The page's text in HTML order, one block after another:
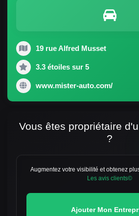
19 rue Alfred Musset
3.3 étoiles sur 5
www.mister-auto.com/
Vous êtes propriétaire
?
Augmentez votre visibilité et obtenez
Les avis clients©
Ajouter Mon